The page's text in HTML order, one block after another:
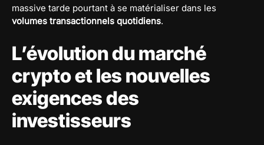
massive tarde pourtant à se matérialiser dans les
volumes transactionnels quotidiens.
L’évolution du marché
crypto et les nouvelles
exigences des
investisseurs